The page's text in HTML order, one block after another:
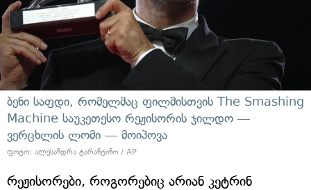
ბენი საფდი, რომელმაც ფილმისთვის The Smashing
Machine საუკეთესო რეჟისორის ჯილდო —
ვერცხლის ლომი — მოიპოვა
ფოტო: ალესანდრა ტარანტინო / AP
რეჟისორები, როგორებიც არიან კეტრინ